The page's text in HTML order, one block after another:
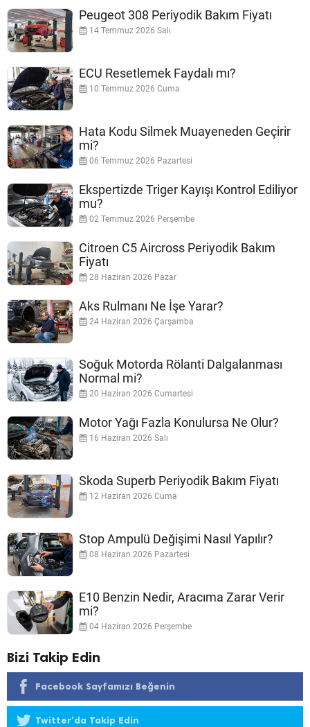
Peugeot 308 Periyodik Bakım Fiyatı
14 Temmuz 2026 Salı
ECU Resetlemek Faydalı mı?
10 Temmuz 2026 Cuma
Hata Kodu Silmek Muayeneden Geçirir
mi?
06 Temmuz 2026 Pazartesi
Ekspertizde Triger Kayışı Kontrol Ediliyor
mu?
02 Temmuz 2026 Perşembe
Citroen C5 Aircross Periyodik Bakım
Fiyatı
28 Haziran 2026 Pazar
Aks Rulmanı Ne İşe Yarar?
24 Haziran 2026 Çarşamba
Soğuk Motorda Rölanti Dalgalanması
Normal mi?
20 Haziran 2026 Cumartesi
Motor Yağı Fazla Konulursa Ne Olur?
16 Haziran 2026 Salı
Skoda Superb Periyodik Bakım Fiyatı
12 Haziran 2026 Cuma
Stop Ampulü Değişimi Nasıl Yapılır?
08 Haziran 2026 Pazartesi
E10 Benzin Nedir, Aracıma Zarar Verir
mi?
04 Haziran 2026 Perşembe
Bizi Takip Edin
Facebook Sayfamızı Beğenin
Twitter'da Takip Edin